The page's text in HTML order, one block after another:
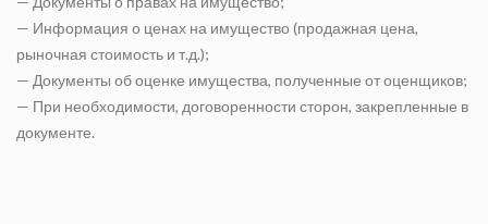
— Информация о ценах на имущество (продажная цена,
рыночная стоимость и т.д.);
— Документы об оценке имущества, полученные от оценщиков;
— При необходимости, договоренности сторон, закрепленные в
документе.